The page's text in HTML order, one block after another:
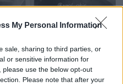
My Personal Information
sale, sharing to third parties, or
or sensitive information for
use the below opt-out
Please note that after your
amiyiami/